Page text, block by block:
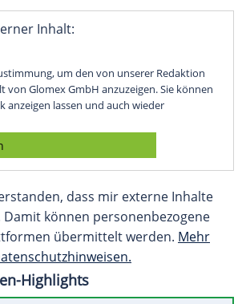
Inhalt:
um den von unserer Redaktion
von Glomex GmbH anzuzeigen. Sie können
anzeigen lassen und auch wieder
dass mir externe Inhalte
Damit können personenbezogene
übermittelt werden. Mehr
Highlights